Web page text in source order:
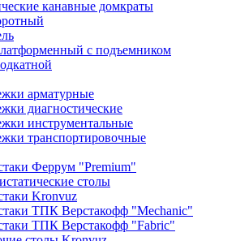
канавные домкраты
с подъемником
арматурные
диагностические
инструментальные
транспортировочные
Феррум "Premium"
столы
Kronvuz
ТПК Верстакофф "Mechanic"
ТПК Верстакофф "Fabric"